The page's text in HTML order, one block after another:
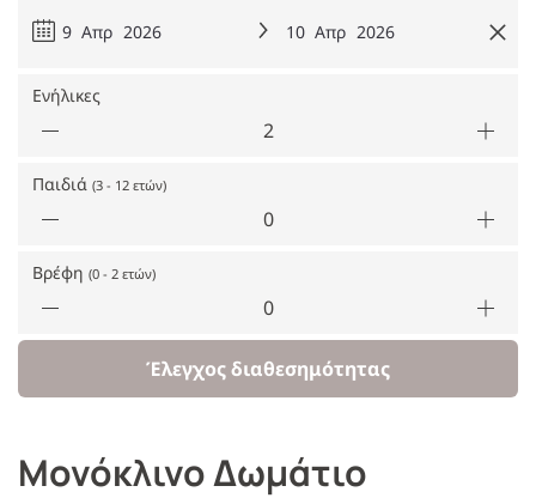
9 Απρ 2026 10 Απρ 2026
Ενήλικες
Παιδιά (3 - 12 ετών)
Βρέφη (0 - 2 ετών)
Έλεγχος διαθεσημότητας
Μονόκλινο Δωμάτιο